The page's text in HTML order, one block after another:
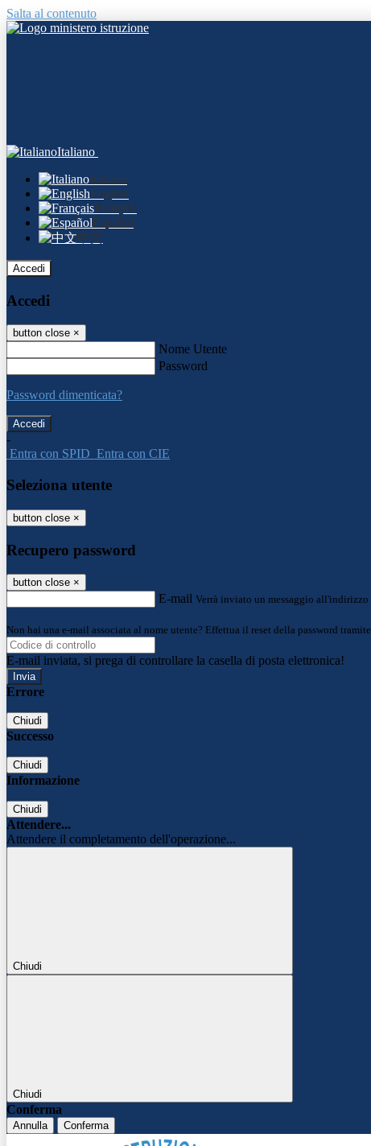
Salta al contenuto
Italiano
Italiano
English
Français
Español
中文
Accedi
Accedi
button close ×
Nome Utente
Password
Password dimenticata?
-
Entra con SPID Entra con CIE
Seleziona utente
button close ×
Recupero password
button close ×
E-mail Verrà inviato un messaggio
Non hai una e-mail associata al nome utente? Effettua il reset della password
E-mail inviata, si prega di controllare la casella di posta elettronica!
Errore
Chiudi
Successo
Chiudi
Informazione
Chiudi
Attendere...
Attendere il completamento dell'operazione...
Chiudi
Chiudi
Conferma
Annulla Conferma